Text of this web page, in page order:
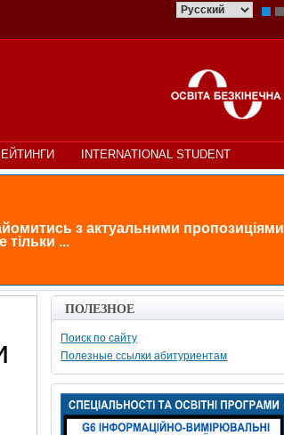
INTERNATIONAL STUDENT
з актуальними пропозиціями
тільки ...
ПОЛЕЗНОЕ
Поиск по сайту
Полезные ссылки абитуриентам